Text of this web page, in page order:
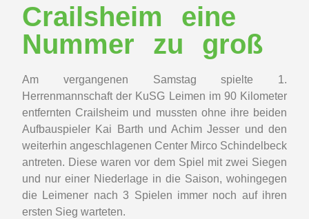
Crailsheim eine
Nummer zu groß
Am vergangenen Samstag spielte 1.
Herrenmannschaft der KuSG Leimen im 90 Kilometer
entfernten Crailsheim und mussten ohne ihre beiden
Aufbauspieler Kai Barth und Achim Jesser und den
weiterhin angeschlagenen Center Mirco Schindelbeck
antreten. Diese waren vor dem Spiel mit zwei Siegen
und nur einer Niederlage in die Saison, wohingegen
die Leimener nach 3 Spielen immer noch auf ihren
ersten Sieg warteten.